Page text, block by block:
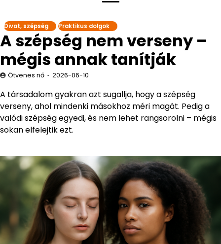
Divat, szépség Praktikus dolgok
A szépség nem verseny –
mégis annak tanítják
Ötvenes nő 2026-06-10
A társadalom gyakran azt sugallja, hogy a szépség
verseny, ahol mindenki másokhoz méri magát. Pedig a
valódi szépség egyedi, és nem lehet rangsorolni – mégis
sokan elfelejtik ezt.